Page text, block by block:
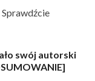
swój autorski